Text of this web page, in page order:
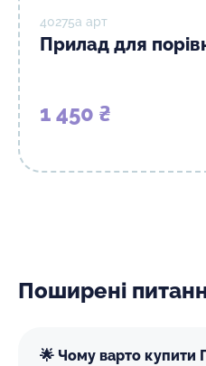
40275а арт
Прилад для
1 450 ₴
Поширені
🌟 Чому варто купити